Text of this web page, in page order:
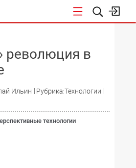
революция в
Ильин
Рубрика:Технологии
технологии